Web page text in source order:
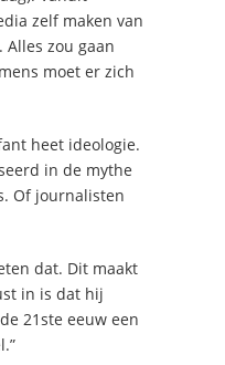
zelf maken van
zou gaan
moet er zich
heet ideologie.
in de mythe
Of journalisten
dat. Dit maakt
in is dat hij
21ste eeuw een